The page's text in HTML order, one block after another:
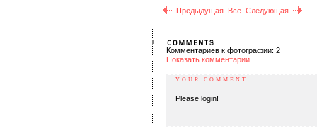
Предыдущая Все Следующая
Комментариев к фотографии: 2
Показать комментарии
YOUR COMMENT
Please login!